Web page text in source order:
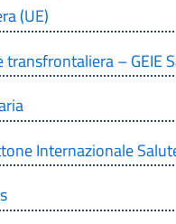
(UE)
transfrontaliera – GEIE
Internazionale